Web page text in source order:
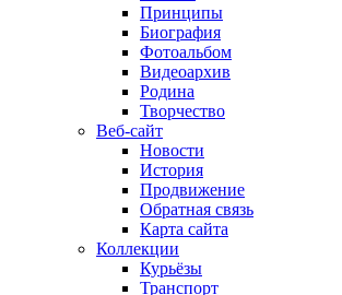
Принципы
Биография
Фотоальбом
Видеоархив
Родина
Творчество
Веб-сайт
Новости
История
Продвижение
Обратная связь
Карта сайта
Коллекции
Курьёзы
Транспорт